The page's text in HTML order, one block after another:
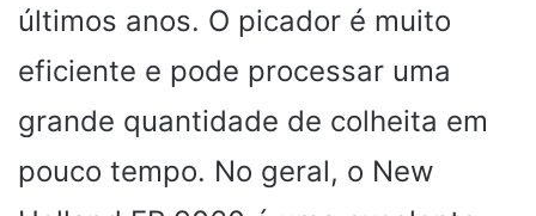
últimos anos. O picador é muito
eficiente e pode processar uma
grande quantidade de colheita em
pouco tempo. No geral, o New